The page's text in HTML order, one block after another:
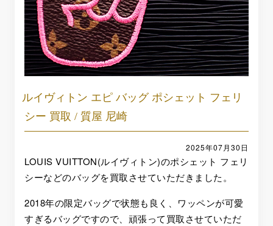
ルイヴィトン エピ バッグ ポシェット フェリ
シー 買取 / 質屋 尼崎
2025年07月30日
LOUIS VUITTON(ルイヴィトン)のポシェット フェリ
シーなどのバッグを買取させていただきました。
2018年の限定バッグで状態も良く、ワッペンが可愛
すぎるバッグですので、頑張って買取させていただ